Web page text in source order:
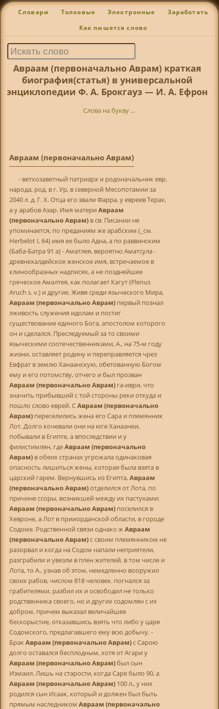
Словари Толковые Электронные Заработать
Как пишется слово
Авраам (первоначально Аврам) краткая
биография(статья) в универсальной
энциклопедии Ф. А. Брокгауз — И. А. Ефрон
Слова на букву ...
Авраам (первоначально Аврам)
- ветхозаветный патриарх и родоначальник евр.
народа, род. в г. Ур, в северной Месопотамии за
2040 л. д. Г. X. Отца его звали Фарра, у евреев Терах,
а у арабов Азар. Имя матери Авраам
(первоначально Аврам) в св. Писании не
упоминается, по преданиям же арабским (_см.
Herbelot I, 64) имя ее было Адна, а по раввинским
(Баба-Батра 91 а) - Аматлея, вероятно Аматсула -
древнехалдейское женское имя, встречаемое в
клинообразных надписях, а не позднейшее
греческое Амалтея, как полагает Кагут (Plenus
Aruch s. v.) и другие. Живя среди языческого Мира,
Авраам (первоначально Аврам) первый познал
лживость служения идолам и постиг
существование единого Бога, апостолом которого
он и сделался. Преследуемый за то своими
языческими соотечественниками, А., на 75-м году
жизни, оставляет родину и переправляется чрез
Евфрат в землю Ханаанскую, обетованную Богом
ему и его потомству, отчего и был прозван
Авраам (первоначально Аврам) га-иври, что
значить прибывший с той стороны реки откуда и
пошло слово еврей. САвраам (первоначально
Аврам) переселились жена его Сара и племянник
Лот. Долго кочевали они на юге Ханаанеи,
побывали в Египте, а впоследствии и у
филистимлян, гдеАвраам (первоначально
Аврам) в обеих странах угрожала одинаковая
опасность лишиться жены, которая была взята в
царский гарем. Вернувшись из Египта,Авраам
(первоначально Аврам)отделился от Лота, по
причине ссоры, возникшей между их пастухами;
Авраам (первоначально Аврам) поселился в
Хевроне, а Лот в прииорданской области, в городе
Содоме. Родственной связи однако ж Авраам
(первоначально Аврам)с своим племянником не
разорвал и когда на Содом напали неприятели,
разграбили и увезли в плен жителей, в том числе и
Лота, то А., узнав об этом, немедленно вооружил
своих рабов, числом 818 человек. погнался за
грабителями, разбил их и освободил не только
родственника своего, но и других содомлян с их
добром, причем выказал величайшее
бескорыстие, отказавшись взять что либо у царя
Содомского, предлагавшего ему всю добычу. -
БракАвраам (первоначально Аврам)с Сарою
долго оставался бесплодным, хотя от Агари у
Авраам (первоначально Аврам)был сын
Измаил. Лишь на старости, когда Саре было 90, а
Авраам (первоначально Аврам) 100 л., у них
родился сын Исаак, который и должен был быть
прямым наследником Авраам (первоначально